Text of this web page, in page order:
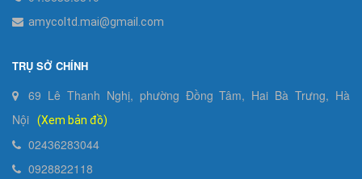
amycoltd.mai@gmail.com
TRỤ SỞ CHÍNH
69 Lê Thanh Nghị, phường Đồng Tâm, Hai Bà Trưng, Hà
Nội
(Xem bản đồ)
02436283044
0928822118